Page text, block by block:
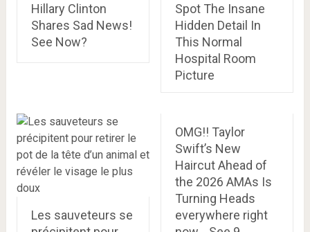
Hillary Clinton
Shares Sad News!
See Now?
Spot The Insane
Hidden Detail In
This Normal
Hospital Room
Picture
Les sauveteurs se
OMG!! Taylor
Swift’s New
Haircut Ahead of
the 2026 AMAs Is
Turning Heads
everywhere right